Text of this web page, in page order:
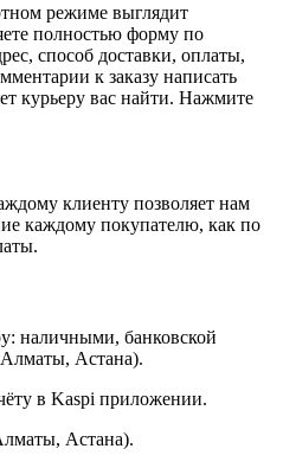
режиме выглядит
полностью форму по
способ доставки, оплаты,
к заказу написать
курьеру вас найти. Нажмите
клиенту позволяет нам
каждому покупателю, как по
наличными, банковской
Астана).
в Kaspi приложении.
Астана).